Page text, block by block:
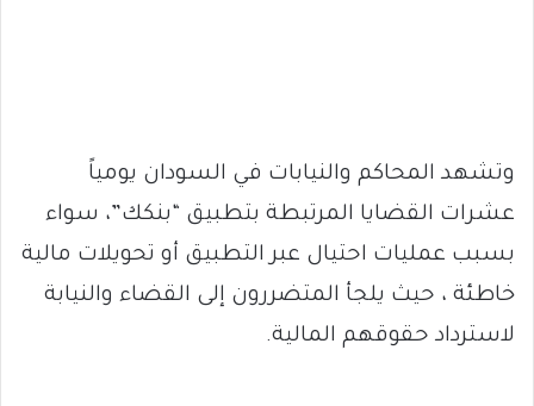
وتشهد المحاكم والنيابات في السودان يومياً
عشرات القضايا المرتبطة بتطبيق “بنكك”، سواء
بسبب عمليات احتيال عبر التطبيق أو تحويلات مالية
خاطئة ، حيث يلجأ المتضررون إلى القضاء والنيابة
لاسترداد حقوقهم المالية.